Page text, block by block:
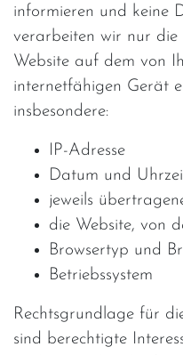
informieren und keine
verarbeiten wir nur
Website auf dem von
internetfähigen Gerät
insbesondere:
IP-Adresse
Datum und
jeweils
die Website, von
Browsertyp und
Betriebssystem
Rechtsgrundlage für
sind berechtigte